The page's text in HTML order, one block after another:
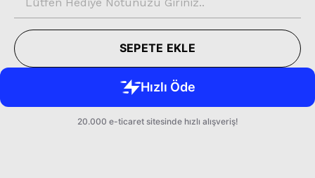
SEPETE EKLE